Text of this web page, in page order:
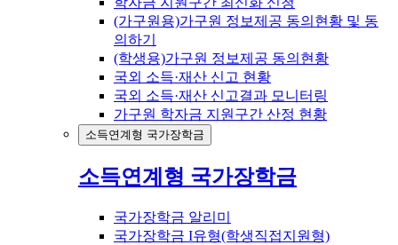
(가구원용)가구원 정보제공 동의현황 및 동
의하기
(학생용)가구원 정보제공 동의현황
국외 소득·재산 신고 현황
국외 소득·재산 신고결과 모니터링
가구원 학자금 지원구간 산정 현황
소득연계형 국가장학금
소득연계형 국가장학금
국가장학금 알리미
국가장학금 I유형(학생직접지원형)